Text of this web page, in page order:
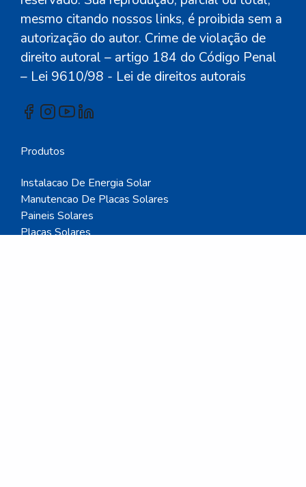
mesmo citando nossos links, é proibida sem a
autorização do autor. Crime de violação de
direito autoral – artigo 184 do Código Penal
– Lei 9610/98 - Lei de direitos autorais
Produtos
Instalacao De Energia Solar
Manutencao De Placas Solares
Paineis Solares
Placas Solares